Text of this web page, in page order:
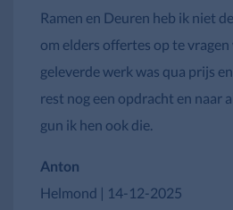
Ramen en Deuren heb ik niet
om elders offertes op te
geleverde werk was qua prijs
rest nog een opdracht en naar
gun ik hen ook die.
Anton
Helmond | 14-12-2025